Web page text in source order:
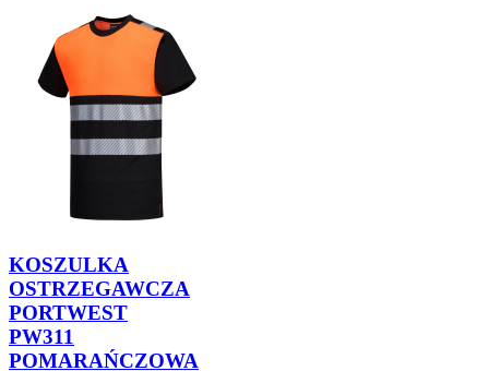
KOSZULKA
OSTRZEGAWCZA
PORTWEST
PW311
POMARAŃCZOWA